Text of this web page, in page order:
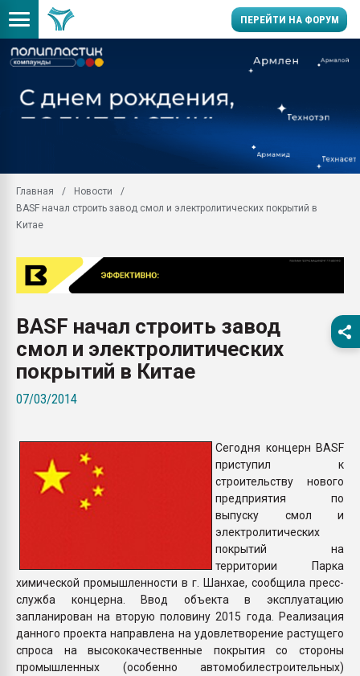
ПЕРЕЙТИ НА ФОРУМ
заводу пластмасс"
первый план в
28.07.2026
ситуацией на
Главная
Новости
BASF начал строить завод смол и электролитических покрытий в
Китае
BASF начал строить завод
смол и электролитических
покрытий в Китае
07/03/2014
Сегодня концерн BASF
приступил к
строительству нового
предприятия по
выпуску смол и
электролитических
покрытий на
территории Парка
химической промышленности в г. Шанхае, сообщила пресс-
служба концерна. Ввод объекта в эксплуатацию
запланирован на вторую половину 2015 года. Реализация
данного проекта направлена на удовлетворение растущего
спроса на высококачественные покрытия со стороны
промышленных (особенно автомобилестроительных)